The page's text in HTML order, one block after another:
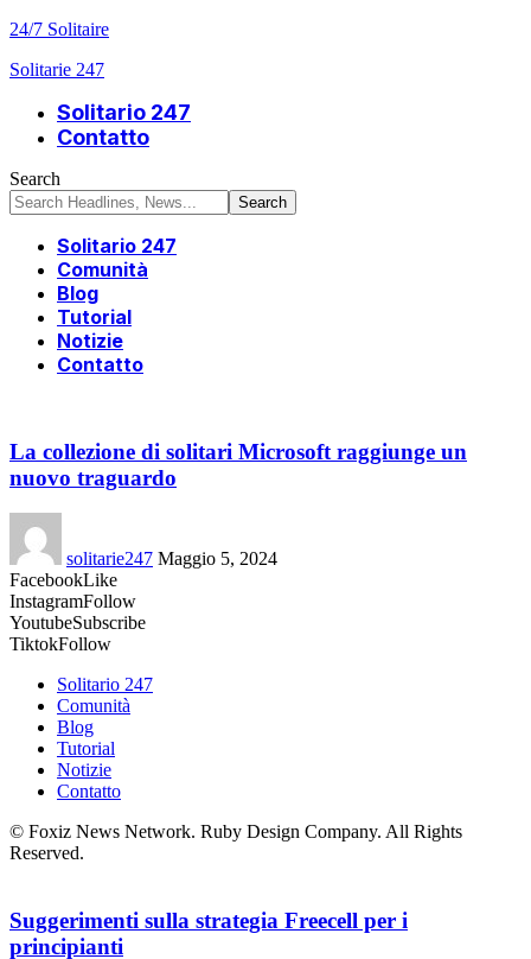
24/7 Solitaire
Solitarie 247
Solitario 247
Contatto
Search
Solitario 247
Comunità
Blog
Tutorial
Notizie
Contatto
La collezione di solitari Microsoft raggiunge un
nuovo traguardo
solitarie247 Maggio 5, 2024
FacebookLike
InstagramFollow
YoutubeSubscribe
TiktokFollow
Solitario 247
Comunità
Blog
Tutorial
Notizie
Contatto
© Foxiz News Network. Ruby Design Company. All Rights
Reserved.
Suggerimenti sulla strategia Freecell per i
principianti